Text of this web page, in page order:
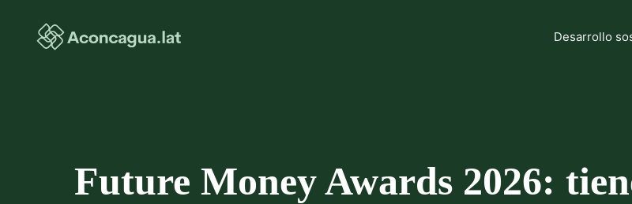
contenido
Desarrollo
Future Money Awards 2026: